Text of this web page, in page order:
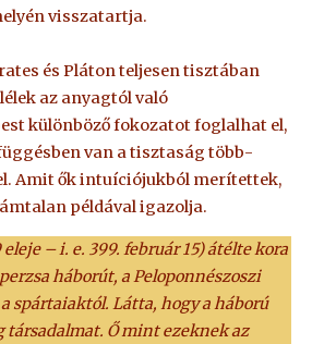
visszatartja.
és Pláton teljesen tisztában
az anyagtól való
különböző fokozatot foglalhat el,
van a tisztaság több-
Amit ők intuíciójukból merítettek,
példával igazolja.
– i. e. 399. február 15) átélte kora
háborút, a Peloponnészoszi
spártaiaktól. Látta, hogy a háború
társadalmat. Ő mint ezeknek az